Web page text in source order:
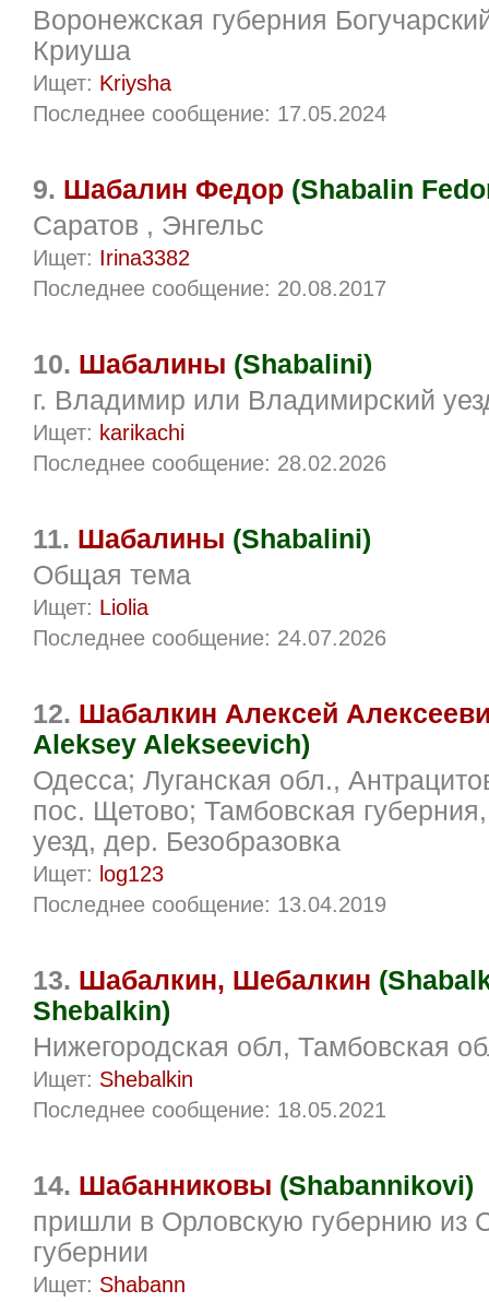
Воронежская губерния
Криуша
Ищет: Kriysha
Последнее сообщение: 17.05.2024
9. Шабалин Федор (Shabalin
Саратов , Энгельс
Ищет: Irina3382
Последнее сообщение: 20.08.2017
10. Шабалины (Shabalini)
г. Владимир или Владимирский
Ищет: karikachi
Последнее сообщение: 28.02.2026
11. Шабалины (Shabalini)
Общая тема
Ищет: Liolia
Последнее сообщение: 24.07.2026
12. Шабалкин Алексей
Aleksey Alekseevich)
Одесса; Луганская обл.,
пос. Щетово; Тамбовская
уезд, дер. Безобразовка
Ищет: log123
Последнее сообщение: 13.04.2019
13. Шабалкин, Шебалкин
Shebalkin)
Нижегородская обл, Тамбовская
Ищет: Shebalkin
Последнее сообщение: 18.05.2021
14. Шабанниковы (Shabannikovi)
пришли в Орловскую губернию из
губернии
Ищет: Shabann